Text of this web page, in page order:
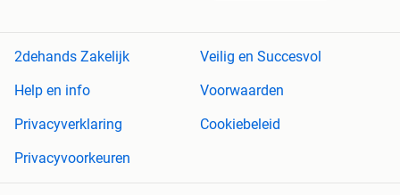
2dehands Zakelijk
Veilig en Succesvol
Help en info
Voorwaarden
Privacyverklaring
Cookiebeleid
Privacyvoorkeuren